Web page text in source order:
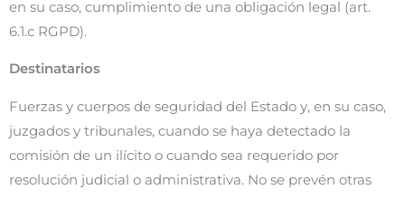
en su caso, cumplimiento de una obligación legal (art.
6.1.c RGPD).
Destinatarios
Fuerzas y cuerpos de seguridad del Estado y, en su caso,
juzgados y tribunales, cuando se haya detectado la
comisión de un ilícito o cuando sea requerido por
resolución judicial o administrativa. No se prevén otras